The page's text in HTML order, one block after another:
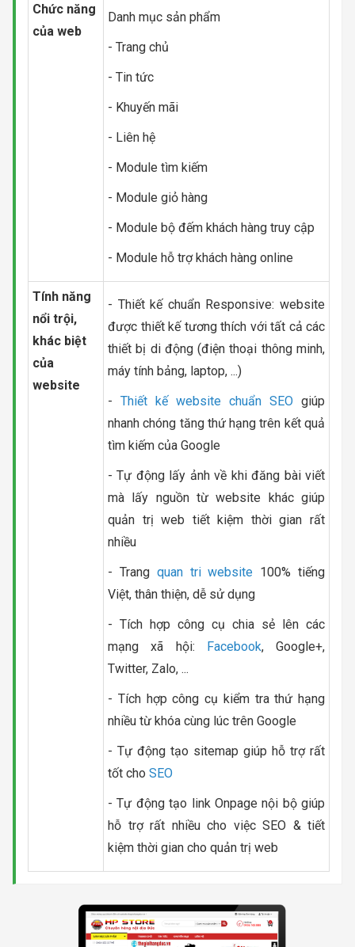
Chức năng
của web
Danh mục sản phẩm
- Trang chủ
- Tin tức
- Khuyến mãi
- Liên hệ
- Module tìm kiếm
- Module giỏ hàng
- Module bộ đếm khách hàng truy cập
- Module hỗ trợ khách hàng online
Tính năng
nổi trội,
khác biệt
của
website
- Thiết kế chuẩn Responsive: website
được thiết kế tương thích với tất cả các
thiết bị di động (điện thoại thông minh,
máy tính bảng, laptop, ...)
- Thiết kế website chuẩn SEO giúp
nhanh chóng tăng thứ hạng trên kết quả
tìm kiếm của Google
- Tự động lấy ảnh về khi đăng bài viết
mà lấy nguồn từ website khác giúp
quản trị web tiết kiệm thời gian rất
nhiều
- Trang quan tri website 100% tiếng
Việt, thân thiện, dễ sử dụng
- Tích hợp công cụ chia sẻ lên các
mạng xã hội: Facebook, Google+,
Twitter, Zalo, ...
- Tích hợp công cụ kiểm tra thứ hạng
nhiều từ khóa cùng lúc trên Google
- Tự động tạo sitemap giúp hỗ trợ rất
tốt cho SEO
- Tự động tạo link Onpage nội bộ giúp
hỗ trợ rất nhiều cho việc SEO & tiết
kiệm thời gian cho quản trị web